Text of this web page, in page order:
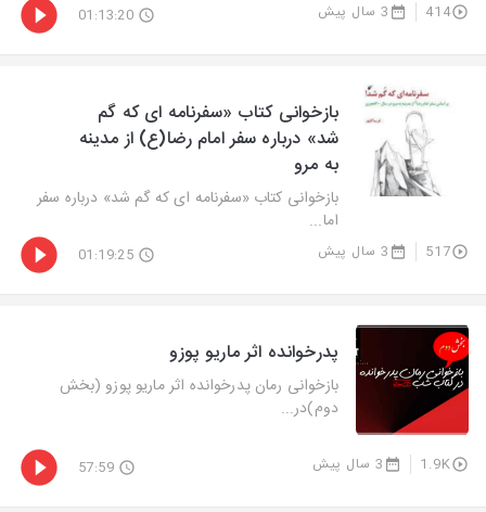
414 3 سال پیش 01:13:20
بازخوانی كتاب «سفرنامه ای كه گم
شد» درباره سفر امام رضا(ع) از مدینه
به مرو
بازخوانی كتاب «سفرنامه ای كه گم شد» درباره سفر
اما...
517 3 سال پیش 01:19:25
پدرخوانده اثر ماریو پوزو
بازخوانی رمان پدرخوانده اثر ماریو پوزو (بخش
دوم)در...
1.9K 3 سال پیش 57:59